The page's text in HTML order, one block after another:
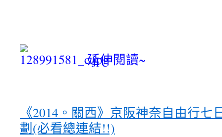
延伸閱讀~
《2014。關西》京阪神奈自由行七
劃(必看總連結!!)